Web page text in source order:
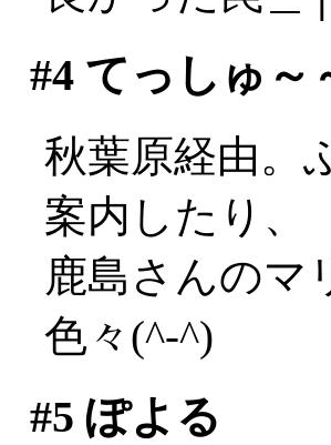
#4てっしゅ～
秋葉原経由。
案内したり、
鹿島さんのマ
色々(^-^)
#5 ぽよる